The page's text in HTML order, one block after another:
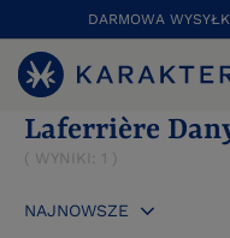
DARMOWA
STRONA GŁÓWNA
Laferrière
( WYNIKI: 1 )
NAJNOWSZE